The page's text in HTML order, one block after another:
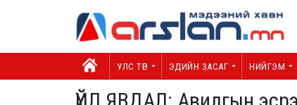
УЛС ТӨР ЭДИЙН ЗАСАГ НИЙГЭМ